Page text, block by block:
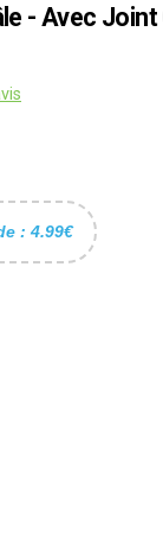
- Avec
: 4.99€